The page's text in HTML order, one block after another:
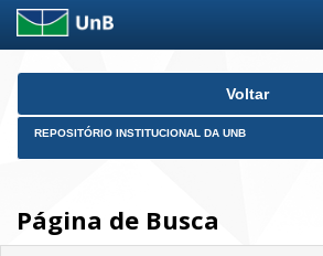
Skip
Voltar
REPOSITÓRIO INSTITUCIONAL DA UNB
Página de Busca